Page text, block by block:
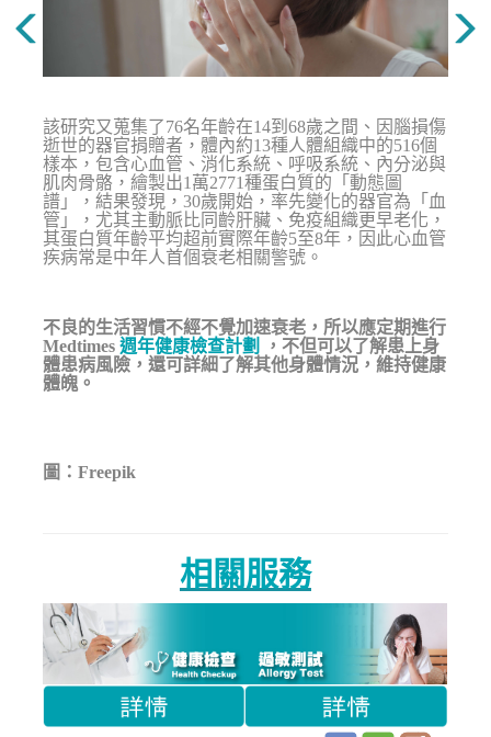
該研究又蒐集了76名年齡在14到68歲之間、因腦損傷
逝世的器官捐贈者，體內約13種人體組織中的516個
樣本，包含心血管、消化系統、呼吸系統、內分泌與
肌肉骨骼，繪製出1萬2771種蛋白質的「動態圖
譜」，結果發現，30歲開始，率先變化的器官為「血
管」，尤其主動脈比同齡肝臟、免疫組織更早老化，
其蛋白質年齡平均超前實際年齡5至8年，因此心血管
疾病常是中年人首個衰老相關警號。
不良的生活習慣不經不覺加速衰老，所以應定期進行
Medtimes週年健康檢查計劃
，不但可以了解患上身
體患病風險，還可詳細了解其他身體情況，維持健康
體魄。
圖：Freepik
相關服務